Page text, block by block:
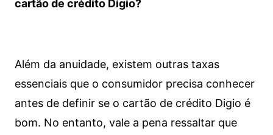
cartão de crédito Digio?
Além da anuidade, existem outras taxas
essenciais que o consumidor precisa conhecer
antes de definir se o cartão de crédito Digio é
bom. No entanto, vale a pena ressaltar que